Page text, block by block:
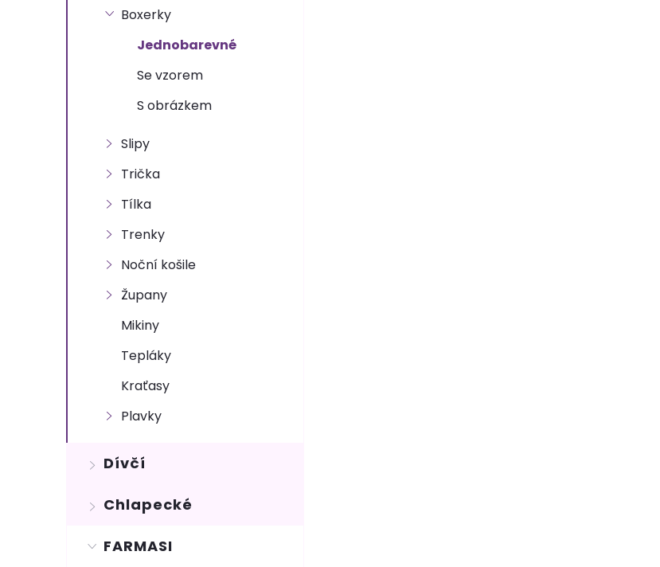
Boxerky
Jednobarevné
Se vzorem
S obrázkem
Slipy
Trička
Tílka
Trenky
Noční košile
Župany
Mikiny
Tepláky
Kraťasy
Plavky
Dívčí
Chlapecké
FARMASI